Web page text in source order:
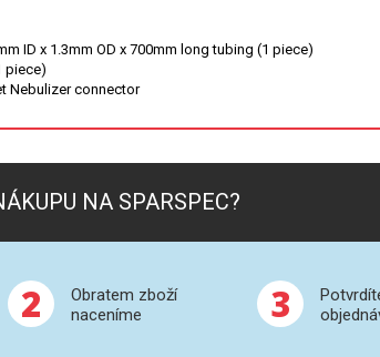
ID x 1.3mm OD x 700mm long tubing (1 piece)
piece)
Nebulizer connector
NA SPARSPEC?
2
Obratem zboží
naceníme
3